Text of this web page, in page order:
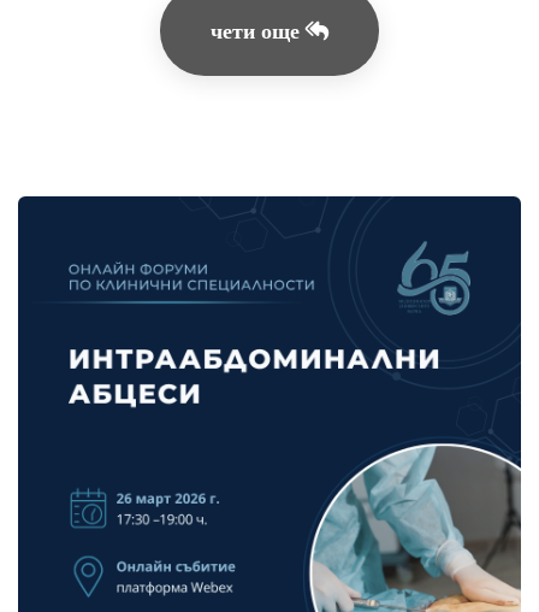
чети още